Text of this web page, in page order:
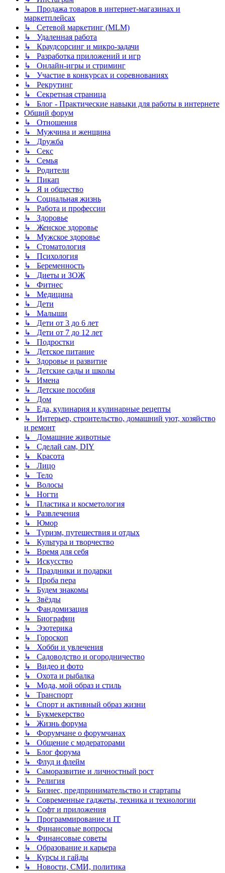
↳ Продажа товаров в интернет-магазинах и
маркетплейсах
↳ Сетевой маркетинг (MLM)
↳ Удаленная работа
↳ Краудсорсинг и микро-задачи
↳ Разработка приложений и игр
↳ Онлайн-игры и стриминг
↳ Участие в конкурсах и соревнованиях
↳ Рекрутинг
↳ Секретная страница
↳ Блог - Практические навыки для работы в интернете
Общий форум
↳ Отношения
↳ Мужчина и женщина
↳ Дружба
↳ Секс
↳ Семья
↳ Родители
↳ Пикап
↳ Я и общество
↳ Социальная жизнь
↳ Работа и профессии
↳ Здоровье
↳ Женское здоровье
↳ Мужское здоровье
↳ Стоматология
↳ Психология
↳ Беременность
↳ Диеты и ЗОЖ
↳ Фитнес
↳ Медицина
↳ Дети
↳ Малыши
↳ Дети от 3 до 6 лет
↳ Дети от 7 до 12 лет
↳ Подростки
↳ Детское питание
↳ Здоровье и развитие
↳ Детские сады и школы
↳ Имена
↳ Детские пособия
↳ Дом
↳ Еда, кулинария и кулинарные рецепты
↳ Интерьер, строительство, домашний уют, хозяйство
и ремонт
↳ Домашние животные
↳ Сделай сам, DIY
↳ Красота
↳ Лицо
↳ Тело
↳ Волосы
↳ Ногти
↳ Пластика и косметология
↳ Развлечения
↳ Юмор
↳ Туризм, путешествия и отдых
↳ Культура и творчество
↳ Время для себя
↳ Искусство
↳ Праздники и подарки
↳ Проба пера
↳ Будем знакомы
↳ Звёзды
↳ Фандомизация
↳ Биографии
↳ Эзотерика
↳ Гороскоп
↳ Хобби и увлечения
↳ Садоводство и огородничество
↳ Видео и фото
↳ Охота и рыбалка
↳ Мода, мой образ и стиль
↳ Транспорт
↳ Спорт и активный образ жизни
↳ Букмекерство
↳ Жизнь форума
↳ Форумчане о форумчанах
↳ Общение с модераторами
↳ Блог форума
↳ Флуд и флейм
↳ Саморазвитие и личностный рост
↳ Религия
↳ Бизнес, предпринимательство и стартапы
↳ Современные гаджеты, техника и технологии
↳ Софт и приложения
↳ Программирование и IT
↳ Финансовые вопросы
↳ Финансовые советы
↳ Образование и карьера
↳ Курсы и гайды
↳ Новости, СМИ, политика